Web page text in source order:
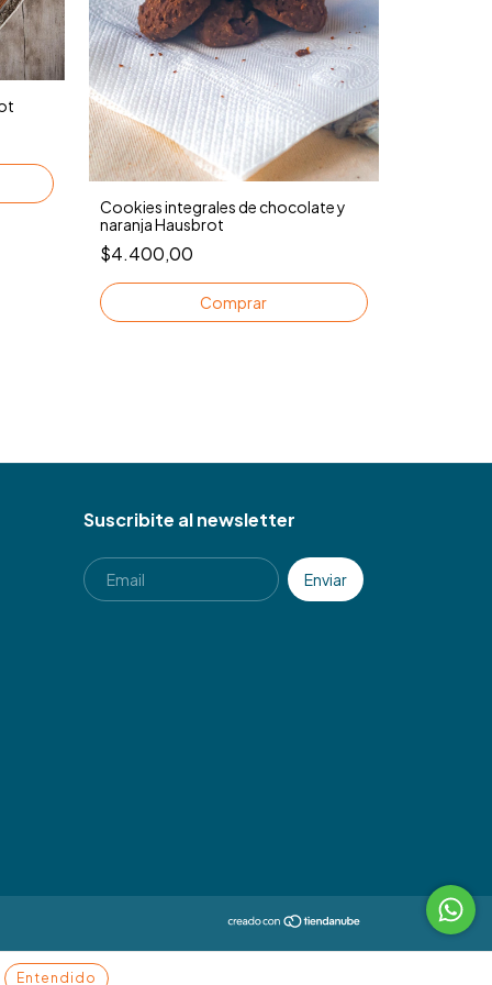
Entendido
Cookies integrales de chocolate y
naranja Hausbrot
$4.400,00
Suscribite al newsletter